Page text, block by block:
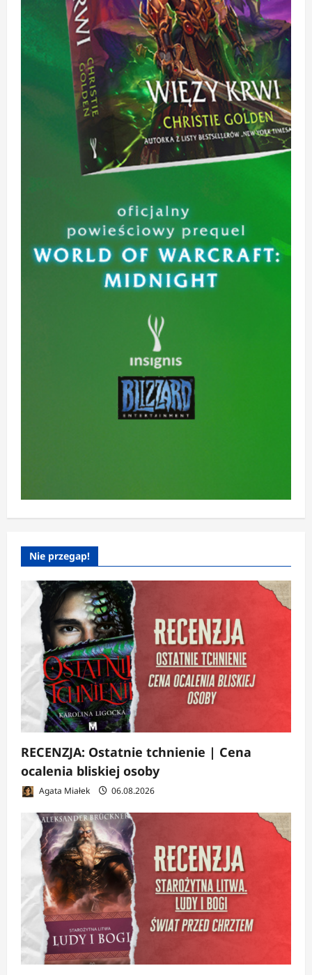
Nie przegap!
RECENZJA: Ostatnie tchnienie | Cena
ocalenia bliskiej osoby
Agata Miałek 06.08.2026